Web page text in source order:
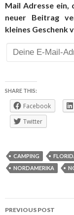
Mail Adresse ein,
neuer Beitrag
kleines Geschenk
SHARE THIS:
Facebook
Twitter
CAMPING
NORDAMERIKA
Post
PREVIOUS POST